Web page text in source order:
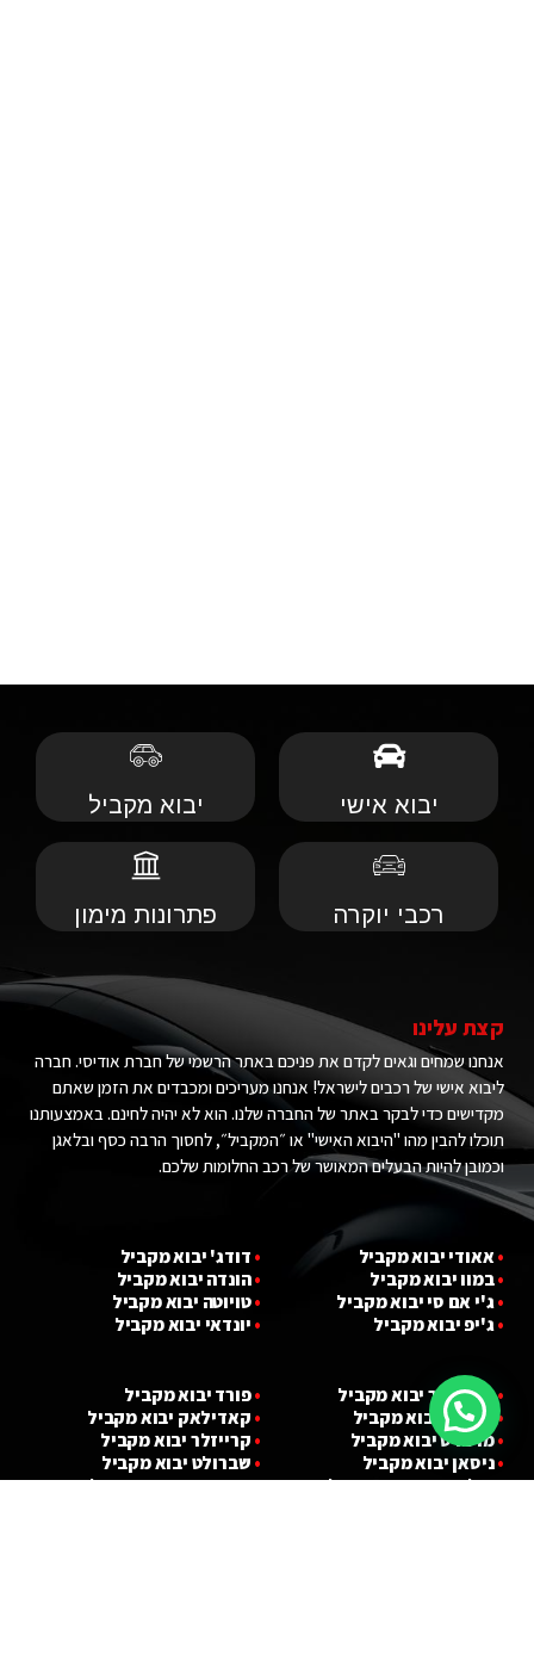
יבוא אישי יבוא מקביל
רכבי יוקרה פתרונות מימון
קצת עלינו
אנחנו שמחים וגאים לקדם את פניכם באתר הרשמי של חברת אודיסי. חברה
ליבוא אישי של רכבים לישראל! אנחנו מעריכים ומכבדים את הזמן שאתם
מקדישים כדי לבקר באתר של החברה שלנו. הוא לא יהיה לחינם. באמצעותנו
תוכלו להבין מהו "היבוא האישי" או ״המקביל״, לחסוך הרבה כסף ובלאגן
וכמובן להיות הבעלים המאושר של רכב החלומות שלכם.
•אאודי יבוא מקביל
•במוו יבוא מקביל
•ג'י אם סי יבוא מקביל
•ג'יפ יבוא מקביל
• דודג' יבוא מקביל
•הונדה יבוא מקביל
•טויוטה יבוא מקביל
• יונדאי יבוא מקביל
•לנד רובר יבוא מקביל
• לקסוס יבוא מקביל
•מרצדס יבוא מקביל
•ניסאן יבוא מקביל
•פולקסווגן יבוא מקביל
•פורד יבוא מקביל
• קאדילאק יבוא מקביל
• קרייזלר יבוא מקביל
• שברולט יבוא מקביל
•מיני קופר יבוא מקביל